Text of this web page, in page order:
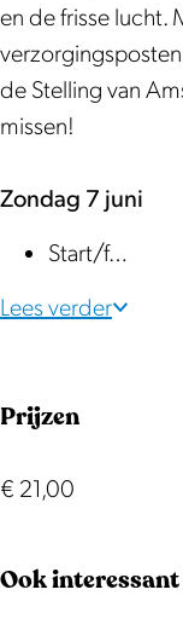
m
s
t
n
A
m
e
s
t
e
a
m
a
n
A
en de frisse lucht.
de Stelling van
missen!
Zondag 7 juni
Start/f…
Lees verder
Prijzen
€ 21,00
Ook interessant